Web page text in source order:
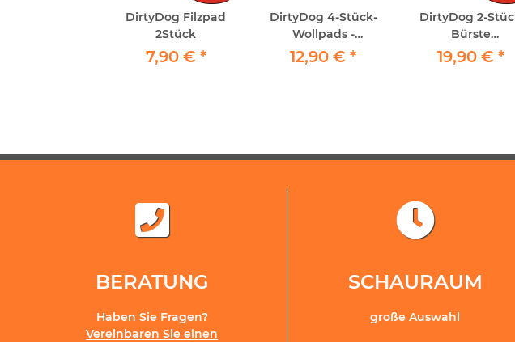
DirtyDog Filzpad
2Stück
7,90 € *
DirtyDog 4-Stück-
Wollpads -
Schafschurwolle -
Polierpad Ø 150 mm
12,90 € *
DirtyDog 2-
Bürste
Schrubbürste-
Bohnerbürste
19,90 € *
BERATUNG
Haben Sie Fragen?
Vereinbaren Sie einen
SCHAURAUM
große Auswahl